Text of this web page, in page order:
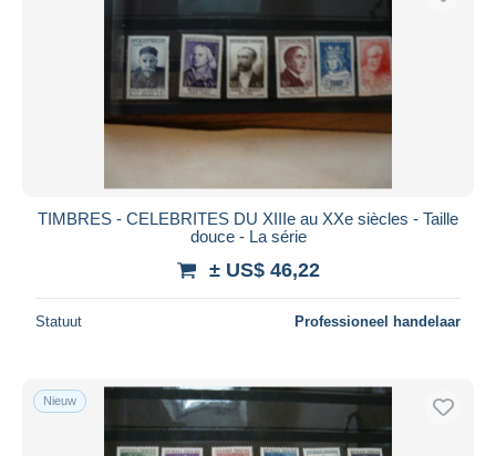
TIMBRES - CELEBRITES DU XIIIe au XXe siècles - Taille
douce - La série
± US$ 46,22
Statuut Professioneel handelaar
Nieuw